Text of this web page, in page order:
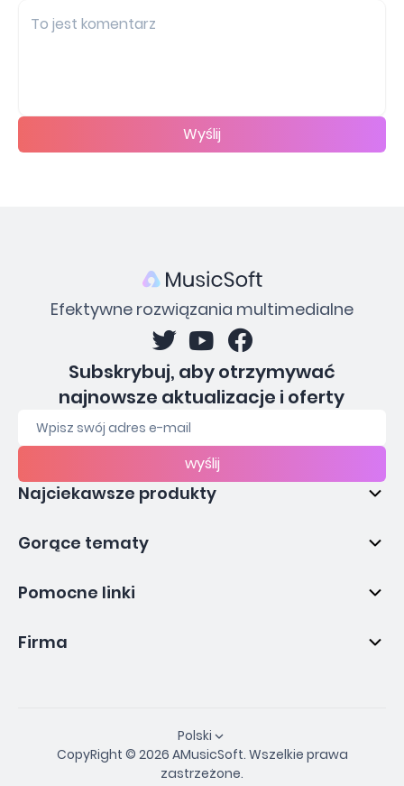
Wyślij
Efektywne rozwiązania multimedialne
Subskrybuj, aby otrzymywać
najnowsze aktualizacje i oferty
wyślij
Najciekawsze produkty
Gorące tematy
Pomocne linki
Firma
Polski
CopyRight © 2026 AMusicSoft. Wszelkie prawa
zastrzeżone.